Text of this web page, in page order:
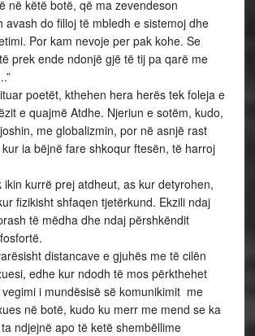
në këtë botë, që ma zevendeson
avash do filloj të mbledh e sistemoj dhe
Por kam nevoje per pak kohe. Se
prek ende ndonjë gjë të tij pa qarë me
poetët, kthehen hera herës tek foleja e
e quajmë Atdhe. Njeriun e sotëm, kudo,
me globalizmin, por në asnjë rast
ia bëjnë fare shkoqur ftesën, të harroj
ikin kurrë prej atdheut, as kur detyrohen,
fizikisht shfaqen tjetërkund. Ekzili ndaj
të mëdha dhe ndaj përshkëndit
distancave e gjuhës me të cilën
edhe kur ndodh të mos përkthehet
i mundësisë së komunikimit me
në botë, kudo ku merr me mend se ka
ndjejnë apo të ketë shembëllime